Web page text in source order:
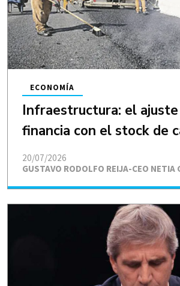
Infraestructura: el ajuste
financia con el stock de
GUSTAVO RODOLFO REIJA-CEO NETIA
ECONOMÍA
20/07/2026